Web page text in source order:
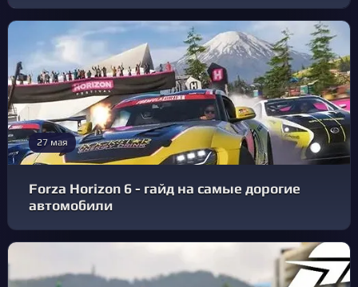
27 мая
Forza Horizon 6 - гайд на самые дорогие
автомобили